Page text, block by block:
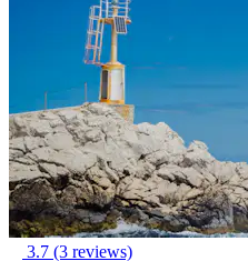
3.7 (3 reviews)